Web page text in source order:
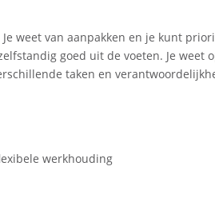
weet van aanpakken en je kunt
goed uit de voeten. Je weet
taken en
werkhouding